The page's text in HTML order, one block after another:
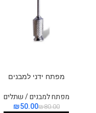
מפתח ידני למבנים
מפתח למבנים / שתלים
₪80.00
₪50.00